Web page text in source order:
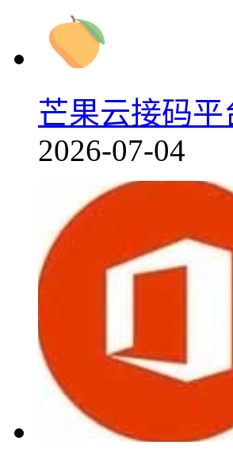
芒果云接码
2026-07-04